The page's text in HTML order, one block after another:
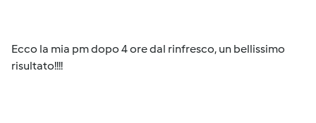
Ecco la mia pm dopo 4 ore dal rinfresco, un bellissimo
risultato!!!!